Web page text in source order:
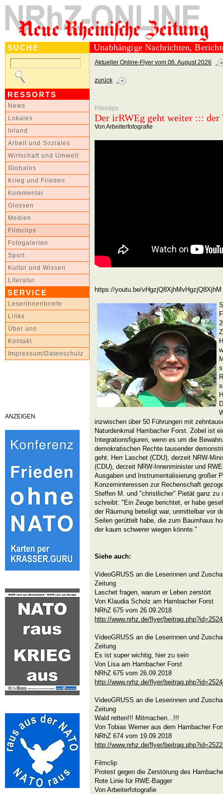
SUCHE
RESSORTS
News
Lokales
Inland
Arbeit und Soziales
Wirtschaft und Umwelt
Globales
Krieg und Frieden
Kommentar
Glossen
Medien
Filmclips
Fotogalerien
Sport
Kultur und Wissen
Literatur
SERVICE
LeserInnenbriefe
Links
Über uns
Kontakt
Impressum/Datenschutz
ANZEIGEN
Unabhängige Nachrichten,
Aktueller Online-Flyer vom 06. August 2026
zurück
Filmclips
Der irRWEg geht weiter ::: der
Von Arbeiterfotografie
https://youtu.be/vHgzjQ8XjhMvHgzjQ8XjhM
inzwischen über 50 Führungen mit
Naturdenkmal Hambacher Forst. Zobel ist
Integrationsfiguren, wenn es um die
demokratischen Rechte tausender
geht. Herr Laschet (CDU), derzeit NRW-
(CDU), derzeit NRW-Innenminister und
Ausgaben und Instrumentalisierung großer
Konzerninteressen zur Rechenschaft
Steffen M. und "christlicher" Pietät ganz zu
schreibt: "Ein Zeuge berichtet, er habe
der Räumung beteiligt war, unmittelbar vor
Seilen gerüttelt habe, die zum Baumhaus
der kaum schwerer wiegen könnte."
Siehe auch:
VideoGRUSS an die Leserinnen und
Zeitung
Laschet fragen, warum er Leben zerstört
Von Klaudia Scholz am Hambacher Forst
NRhZ 675 vom 26.09.2018
http://www.nrhz.de/flyer/
VideoGRUSS an die Leserinnen und
Zeitung
Es ist super wichtig, hier zu sein
Von Lisa am Hambacher Forst
NRhZ 675 vom 26.09.2018
http://www.nrhz.de/flyer/
VideoGRUSS an die Leserinnen und
Zeitung
Wald retten!!! Mitmachen...!!!
Von Tobias Werner aus dem Hambacher
NRhZ 674 vom 19.09.2018
http://www.nrhz.de/flyer/
Filmclip
Protest gegen die Zerstörung des
Rote Linie für RWE-Bagger
Von Arbeiterfotografie